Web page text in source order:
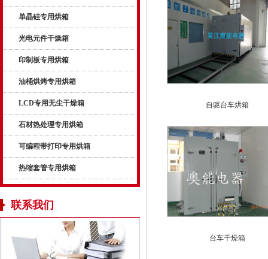
单晶硅专用烘箱
光电元件干燥箱
印制板专用烘箱
油桶烘烤专用烘箱
LCD专用无尘干燥箱
石材热处理专用烘箱
可编程带打印专用烘箱
热缩套管专用烘箱
联系我们
自驱台车烘箱
台车干燥箱